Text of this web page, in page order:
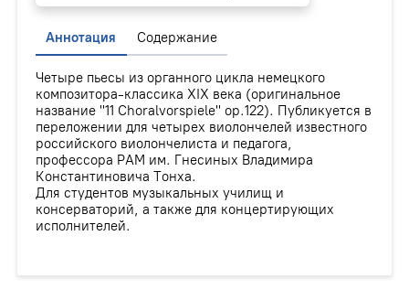
Аннотация Содержание
Четыре пьесы из органного цикла немецкого
композитора-классика XIX века (оригинальное
название "11 Choralvorspiele" op.122). Публикуется в
переложении для четырех виолончелей известного
российского виолончелиста и педагога,
профессора РАМ им. Гнесиных Владимира
Константиновича Тонха.
Для студентов музыкальных училищ и
консерваторий, а также для концертирующих
исполнителей.